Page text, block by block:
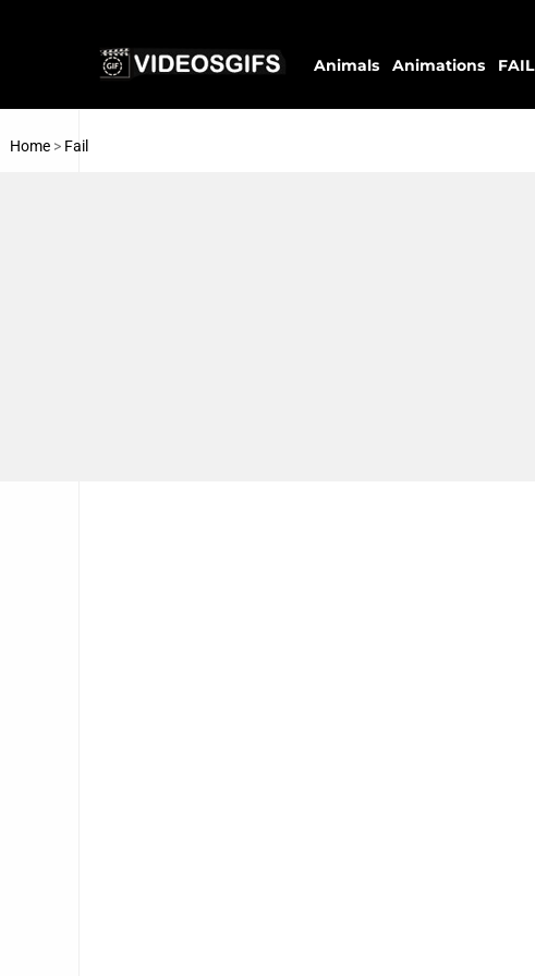
Animals Animations FAIL
Home > Fail